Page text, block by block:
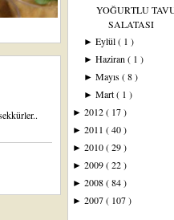
YOĞURTLU
SALATASI
►Eylül( 1 )
►Haziran( 1 )
►Mayıs( 8 )
►Mart( 1 )
► 2012( 17 )
► 2011 ( 40 )
► 2010( 29 )
► 2009( 22 )
► 2008( 84 )
► 2007( 107 )